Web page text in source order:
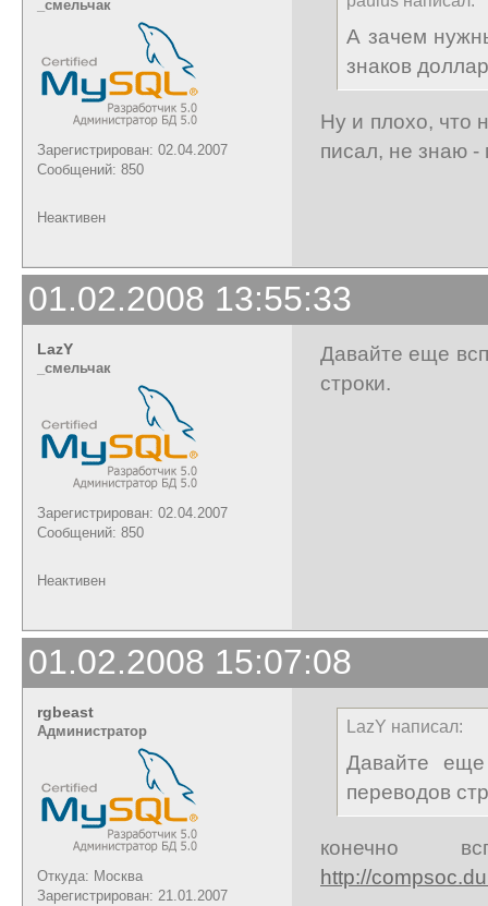
_cмельчак
Зарегистрирован: 02.04.2007
Сообщений: 850
А зачем
знаков
Ну и плохо, что
писал, не знаю -
Неактивен
01.02.2008 13:55:33
LazY
_cмельчак
Зарегистрирован: 02.04.2007
Сообщений: 850
Давайте еще
строки.
Неактивен
01.02.2008 15:07:08
rgbeast
Администратор
Откуда: Москва
Зарегистрирован: 21.01.2007
LazY написал:
Давайте
переводов
конечно
http://